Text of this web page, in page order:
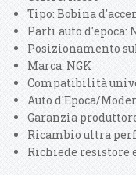
Tipo: Bobina
Parti auto d'epoca:
Posizionamento
Marca: NGK
Compatibilità
Auto d'Epoca/
Garanzia
Ricambio ultra
Richiede resistore